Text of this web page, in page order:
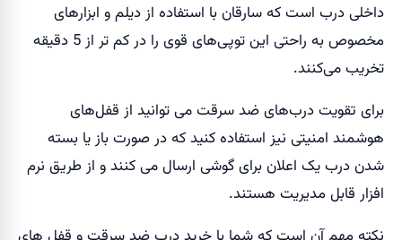
داخلی درب است که سارقان با استفاده از دیلم و ابزارهای
مخصوص به راحتی این توپی‌های قوی را در کم تر از 5 دقیقه
تخریب می‌کنند.
برای تقویت درب‌های ضد سرقت می توانید از قفل‌های
هوشمند امنیتی نیز استفاده کنید که در صورت باز یا بسته
شدن درب یک اعلان برای گوشی ارسال می کنند و از طریق نرم
افزار قابل مدیریت هستند.